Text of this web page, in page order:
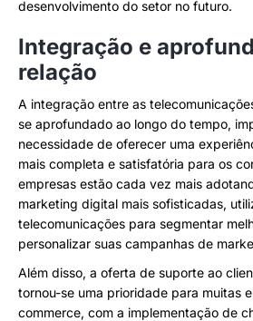
desenvolvimento do setor no futuro.
Integração e
relação
A integração entre as
se aprofundado ao longo do tempo,
necessidade de oferecer uma
mais completa e satisfatória para os
empresas estão cada vez mais
marketing digital mais sofisticadas,
telecomunicações para segmentar
personalizar suas campanhas de
Além disso, a oferta de suporte ao
tornou-se uma prioridade para muitas
commerce, com a implementação de